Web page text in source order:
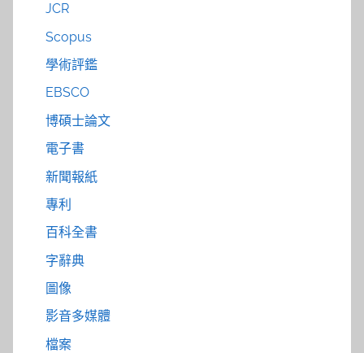
JCR
Scopus
學術評鑑
EBSCO
博碩士論文
電子書
新聞報紙
專利
百科全書
字辭典
圖像
影音多媒體
檔案